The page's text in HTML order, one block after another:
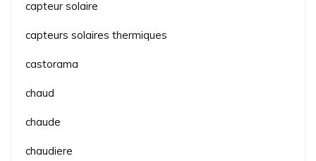
capteur solaire
capteurs solaires thermiques
castorama
chaud
chaude
chaudiere